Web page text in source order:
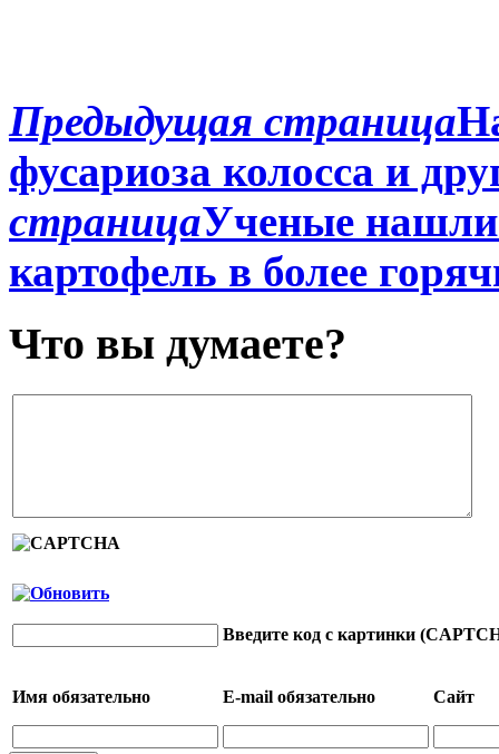
Предыдущая страница
фусариоза колосса и
страницаУченые
картофель в более
Что вы думаете?
Введите код с картинки
Имя обязательно E-mail обязательно Сайт